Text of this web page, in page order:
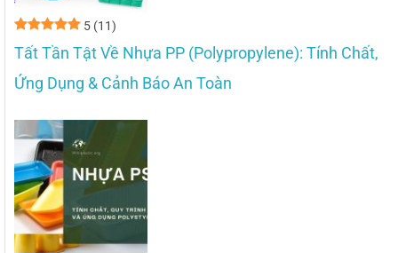
5 (11)
Tất Tần Tật Về Nhựa PP (Polypropylene): Tính Chất,
Ứng Dụng & Cảnh Báo An Toàn